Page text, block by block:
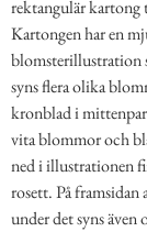
rektangulär kartong
Kartongen har en
blomsterillustration
syns flera olika
kronblad i
vita blommor och
ned i illustrationen
rosett. På
under det syns